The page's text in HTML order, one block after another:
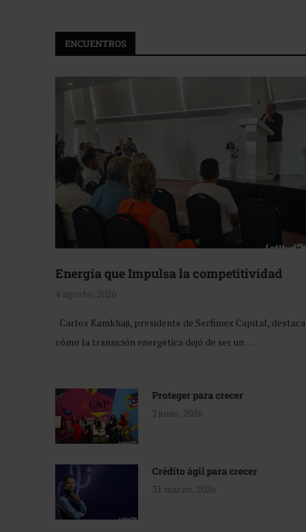
ENCUENTROS
Energía que Impulsa la competitividad
4 agosto, 2026
Carlos Kamkhaji, presidente de Serfimex Capital, destaca
cómo la transición energética dejó de ser un …
Proteger para crecer
2 junio, 2026
Crédito ágil para crecer
31 marzo, 2026